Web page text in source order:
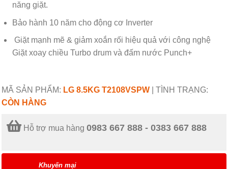
năng giặt.
Bảo hành 10 năm cho động cơ Inverter
Giặt mạnh mẽ & giảm xoắn rối hiệu quả với công nghệ
Giặt xoay chiều Turbo drum và đấm nước Punch+
MÃ SẢN PHẨM: LG 8.5KG T2108VSPW
TÌNH TRẠNG:
CÒN HÀNG
Hỗ trợ mua hàng 0983 667 888 - 0383 667 888
Khuyến mại